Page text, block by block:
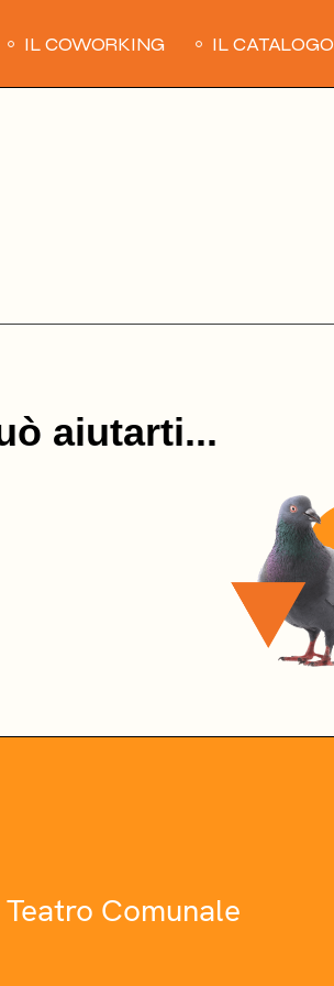
IL COWORKING IL CATALOGO
aiutarti...
Teatro Comunale